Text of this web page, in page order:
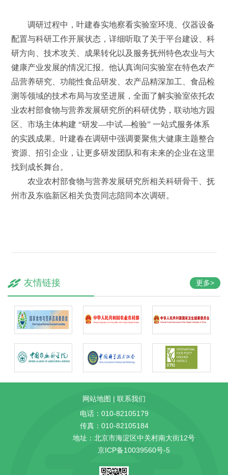
调研过程中，叶建春实地察看实验室环境、仪器设备
配置与科研工作开展状态，详细听取了关于平台建设、科
研方向、技术攻关、成果转化以及服务抚州特色农业与大
健康产业发展的情况汇报。他认真询问实验室在特色农产
品营养研究、功能性食品研发、农产品精深加工、食品检
测等领域的技术布局与攻坚进展，全面了解实验室依托农
业农村部食物与营养发展研究所的科研优势，联动地方园
区、市场主体构建 “研发—中试—检验” 一站式服务体系
的实践成果。叶建春在调研中强调要聚焦大健康主题整合
资源、招引企业，让更多研发团队和有未来的企业在这里
找到成长舞台。
农业农村部食物与营养发展研究所相关科研骨干、抚
州市及东临新区相关负责同志陪同本次调研。
更多>
友情链接
网站地图 | 联系我们
电话：010-82105179
传真：010-82105184
地址：北京市海淀区中关村南大街12号
京ICP备10039560号-5